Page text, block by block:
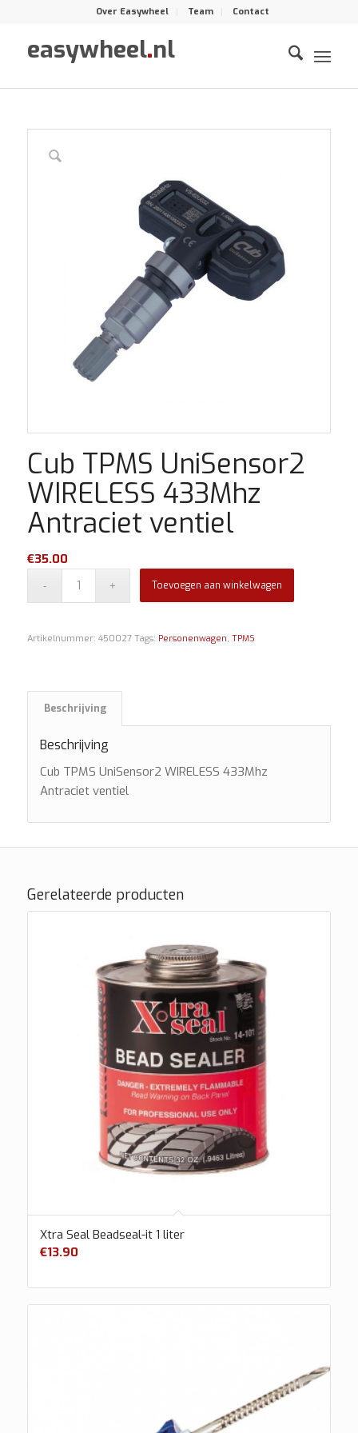
Over Easywheel Team Contact
easywheel.nl
Cub TPMS UniSensor2
WIRELESS 433Mhz
Antraciet ventiel
€35.00
Toevoegen aan winkelwagen
Artikelnummer: 450027 Tags: Personenwagen, TPMS
Beschrijving
Beschrijving
Cub TPMS UniSensor2 WIRELESS 433Mhz
Antraciet ventiel
Gerelateerde producten
Xtra Seal Beadseal-it 1 liter
€13.90